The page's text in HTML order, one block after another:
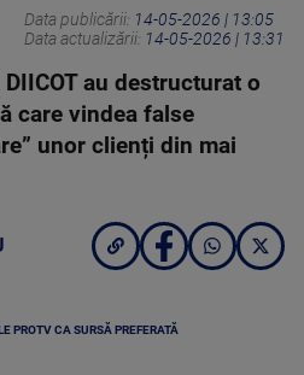
Data publicării: 14-05-2026 | 13:05
Data actualizării: 14-05-2026 | 13:31
au destructurat o
care vindea false
unor clienți din mai
PROTV CA SURSĂ PREFERATĂ